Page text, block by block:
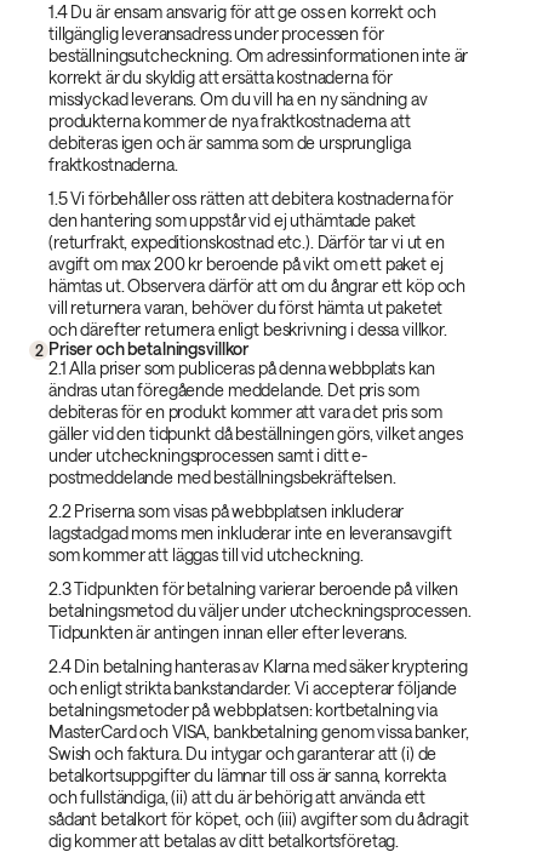
1.4 Du är ensam ansvarig för att ge oss en korrekt och
tillgänglig leveransadress under processen för
beställningsutcheckning. Om adressinformationen inte är
korrekt är du skyldig att ersätta kostnaderna för
misslyckad leverans. Om du vill ha en ny sändning av
produkterna kommer de nya fraktkostnaderna att
debiteras igen och är samma som de ursprungliga
fraktkostnaderna.
1.5 Vi förbehåller oss rätten att debitera kostnaderna för
den hantering som uppstår vid ej uthämtade paket
(returfrakt, expeditionskostnad etc.). Därför tar vi ut en
avgift om max 200 kr beroende på vikt om ett paket ej
hämtas ut. Observera därför att om du ångrar ett köp och
vill returnera varan, behöver du först hämta ut paketet
och därefter returnera enligt beskrivning i dessa villkor.
2 Priser och betalningsvillkor
2.1 Alla priser som publiceras på denna webbplats kan
ändras utan föregående meddelande. Det pris som
debiteras för en produkt kommer att vara det pris som
gäller vid den tidpunkt då beställningen görs, vilket anges
under utcheckningsprocessen samt i ditt e-
postmeddelande med beställningsbekräftelsen.
2.2 Priserna som visas på webbplatsen inkluderar
lagstadgad moms men inkluderar inte en leveransavgift
som kommer att läggas till vid utcheckning.
2.3 Tidpunkten för betalning varierar beroende på vilken
betalningsmetod du väljer under utcheckningsprocessen.
Tidpunkten är antingen innan eller efter leverans.
2.4 Din betalning hanteras av Klarna med säker kryptering
och enligt strikta bankstandarder. Vi accepterar följande
betalningsmetoder på webbplatsen: kortbetalning via
MasterCard och VISA, bankbetalning genom vissa banker,
Swish och faktura. Du intygar och garanterar att (i) de
betalkortsuppgifter du lämnar till oss är sanna, korrekta
och fullständiga, (ii) att du är behörig att använda ett
sådant betalkort för köpet, och (iii) avgifter som du ådragit
dig kommer att betalas av ditt betalkortsföretag.